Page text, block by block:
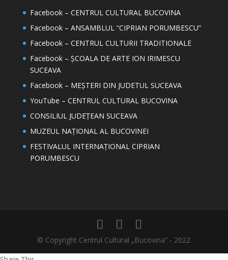
Facebook – CENTRUL CULTURAL BUCOVINA
Facebook – ANSAMBLUL “CIPRIAN PORUMBESCU”
Facebook – CENTRUL CULTURII TRADITIONALE
Facebook – ȘCOALA DE ARTE ION IRIMESCU
SUCEAVA
Facebook – MEȘTERI DIN JUDETUL SUCEAVA
YouTube – CENTRUL CULTURAL BUCOVINA
CONSILIUL JUDEȚEAN SUCEAVA
MUZEUL NAȚIONAL AL BUCOVINEI
FESTIVALUL INTERNAȚIONAL CIPRIAN
PORUMBESCU
© Copyright Centrul Cultural „Bucovina” - 2022